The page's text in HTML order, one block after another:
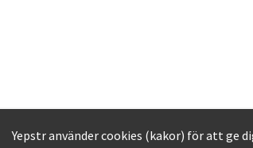
Yepstr AB • Org.
Yepstr använder cookies (kakor) för att ge